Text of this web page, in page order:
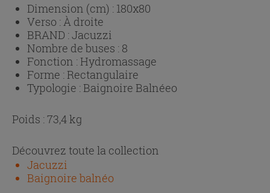
Dimension (cm) : 180x80
Verso :À droite
BRAND :Jacuzzi
Nombre de buses : 8
Fonction :Hydromassage
Forme :Rectangulaire
Typologie :Baignoire Balnéeo
Poids : 73,4 kg
Découvrez toute la collection
Jacuzzi
Baignoire balnéo